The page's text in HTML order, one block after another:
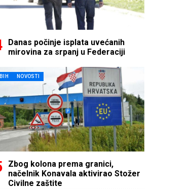
Danas počinje isplata uvećanih
mirovina za srpanj u Federaciji
BIH NOVOSTI
Zbog kolona prema granici,
načelnik Konavala aktivirao Stožer
Civilne zaštite